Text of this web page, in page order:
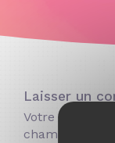
Laisser un
Votre adresse
champs